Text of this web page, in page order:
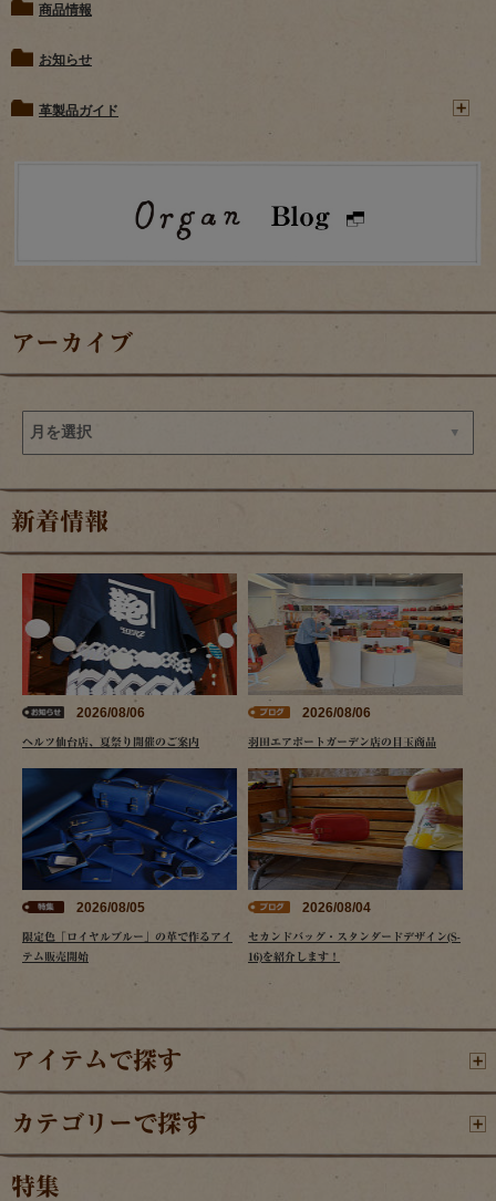
商品情報
お知らせ
革製品ガイド
アーカイブ
新着情報
2026/08/06
ヘルツ仙台店、夏祭り開催のご案内
2026/08/06
羽田エアポートガーデン店の目玉商品
2026/08/05
限定色「ロイヤルブルー」の革で作るアイ
テム販売開始
2026/08/04
セカンドバッグ・スタンダードデザイン(S-
16)を紹介します！
アイテムで探す
カテゴリーで探す
特集